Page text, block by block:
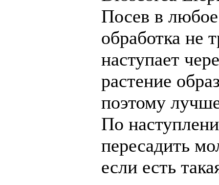
Посев в любое
обработка не
наступает
растение
поэтому
По
пересадить
если есть